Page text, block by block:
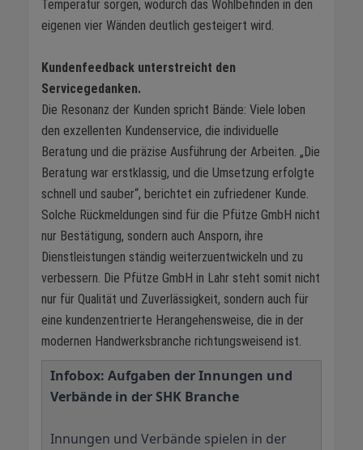
Temperatur sorgen, wodurch das Wohlbefinden in den
eigenen vier Wänden deutlich gesteigert wird.
Kundenfeedback unterstreicht den
Servicegedanken.
Die Resonanz der Kunden spricht Bände: Viele loben
den exzellenten Kundenservice, die individuelle
Beratung und die präzise Ausführung der Arbeiten. „Die
Beratung war erstklassig, und die Umsetzung erfolgte
schnell und sauber“, berichtet ein zufriedener Kunde.
Solche Rückmeldungen sind für die Pfütze GmbH nicht
nur Bestätigung, sondern auch Ansporn, ihre
Dienstleistungen ständig weiterzuentwickeln und zu
verbessern. Die Pfütze GmbH in Lahr steht somit nicht
nur für Qualität und Zuverlässigkeit, sondern auch für
eine kundenzentrierte Herangehensweise, die in der
modernen Handwerksbranche richtungsweisend ist.
Infobox: Aufgaben der Innungen und
Verbände in der SHK Branche
Innungen und Verbände spielen in der